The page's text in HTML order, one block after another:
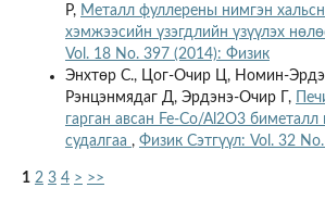
Р, Металл фуллерены нимгэн
хэмжээсийн үзэгдлийн үзүүлэх
Vol. 18 No. 397 (2014): Физик
Энхтөр С., Цог-Очир Ц, Номин-
Рэнцэнмядаг Д, Эрдэнэ-Очир Г,
гарган авсан Fe-Co/Al2O3 биметалл
судалгаа , Физик Сэтгүүл: Vol. 32
1 2 3 4 > >>